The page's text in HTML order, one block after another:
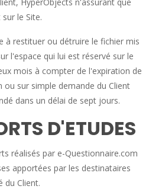
le Site.
à restituer ou détruire le fichier mis
l'espace qui lui est réservé sur le
mois à compter de l'expiration de
ou sur simple demande du Client
dans un délai de sept jours.
D'ETUDES
réalisés par e-Questionnaire.com
apportées par les destinataires
du Client.